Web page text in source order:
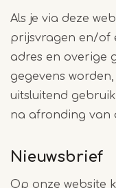
Als je via deze
prijsvragen en/of
adres en overige
gegevens
uitsluitend
na afronding van
Nieuwsbrief
Op onze website